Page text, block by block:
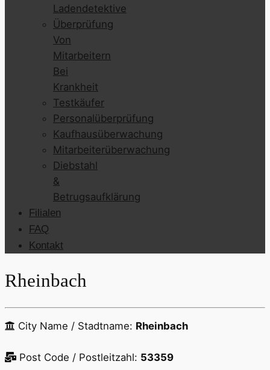
Ladendetektive
Überprüfung
Von
Mitarbeitern
Bei
Krankheit
Testkäufer
Personalüberprüfung
Kaufhausüberwachung
Mitarbeiterüberwachung
Diebstahl
&
Betrugsaufklärung
Filialen
FAQ
Kontakt
Rheinbach
City Name / Stadtname: Rheinbach
Post Code / Postleitzahl: 53359